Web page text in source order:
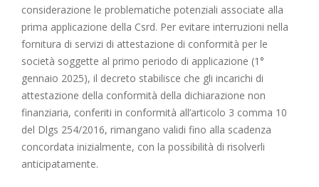
considerazione le problematiche potenziali associate alla
prima applicazione della Csrd. Per evitare interruzioni nella
fornitura di servizi di attestazione di conformità per le
società soggette al primo periodo di applicazione (1°
gennaio 2025), il decreto stabilisce che gli incarichi di
attestazione della conformità della dichiarazione non
finanziaria, conferiti in conformità all’articolo 3 comma 10
del Dlgs 254/2016, rimangano validi fino alla scadenza
concordata inizialmente, con la possibilità di risolverli
anticipatamente.